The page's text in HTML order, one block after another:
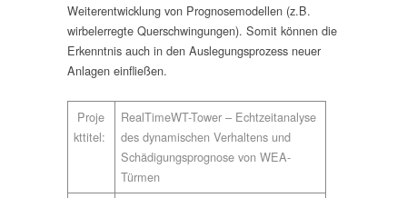
Weiterentwicklung von Prognosemodellen (z.B.
wirbelerregte Querschwingungen). Somit können die
Erkenntnis auch in den Auslegungsprozess neuer
Anlagen einfließen.
Proje
kttitel:
RealTimeWT-Tower – Echtzeitanalyse
des dynamischen Verhaltens und
Schädigungsprognose von WEA-
Türmen